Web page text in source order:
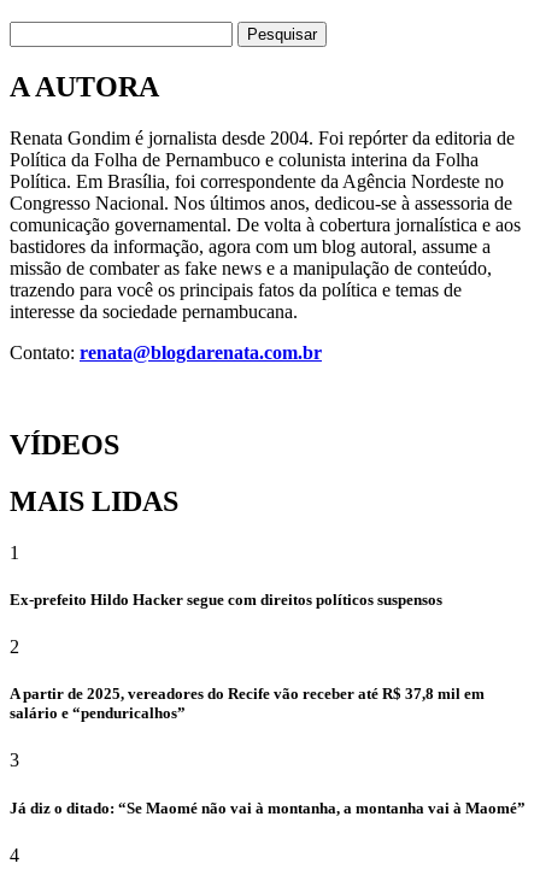
Pesquisar
A AUTORA
Renata Gondim é jornalista desde 2004. Foi repórter da editoria de
Política da Folha de Pernambuco e colunista interina da Folha
Política. Em Brasília, foi correspondente da Agência Nordeste no
Congresso Nacional. Nos últimos anos, dedicou-se à assessoria de
comunicação governamental. De volta à cobertura jornalística e aos
bastidores da informação, agora com um blog autoral, assume a
missão de combater as fake news e a manipulação de conteúdo,
trazendo para você os principais fatos da política e temas de
interesse da sociedade pernambucana.
Contato: renata@blogdarenata.com.br
VÍDEOS
MAIS LIDAS
1
Ex-prefeito Hildo Hacker segue com direitos políticos suspensos
2
A partir de 2025, vereadores do Recife vão receber até R$ 37,8 mil em
salário e “penduricalhos”
3
Já diz o ditado: “Se Maomé não vai à montanha, a montanha vai à Maomé”
4